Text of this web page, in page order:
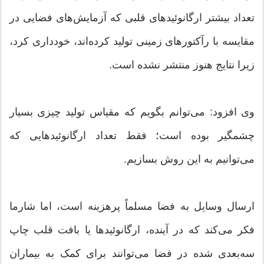
تعداد بیشتر ارگانوئیدهای قلبی که آزمایش‌های فضایی در
مقایسه با رآکتورهای زمینی تولید کرده‌اند، خودداری کرد،
زیرا نتایج هنوز منتشر نشده است.
وی افزود: می‌توانم بگویم که مقیاس تولید چیزی بسیار
چشمگیر بوده است؛ فقط تعداد ارگانوئیدهایی که
می‌توانیم به این روش بسازیم.
ارسال وسایل به فضا مسلماً پرهزینه است، اما شارما
فکر می‌کند که در آینده، ارگانوئیدها یا بافت قلب چاپ
سه‌بعدی شده در فضا می‌توانند برای کمک به بیماران